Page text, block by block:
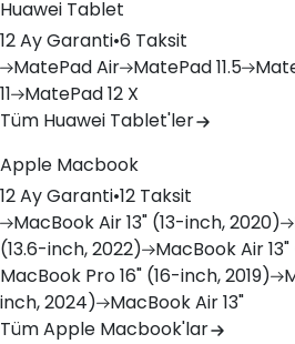
Huawei Tablet
12 Ay Garanti•6 Taksit
MatePadAir MatePad11.5
11
MatePad12 X
Tüm Huawei Tablet'ler
Apple Macbook
12 Ay Garanti•12 Taksit
MacBookAir 13" (13-inch, 2020)
(13.6-inch, 2022)
MacBookAir
MacBook Pro 16" (16-inch, 2019)
inch, 2024)
MacBookAir 13"
Tüm Apple Macbook'lar